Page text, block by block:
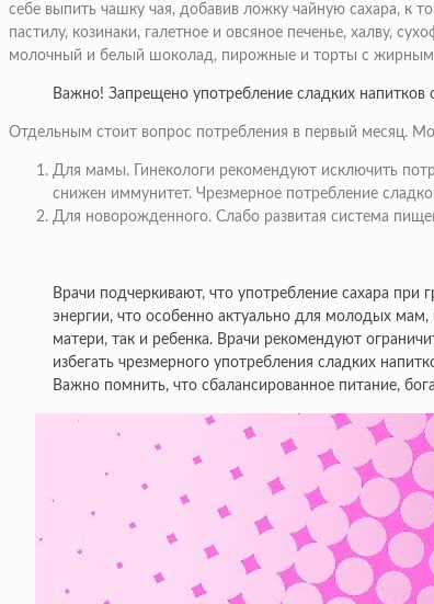
себе выпить чашку чая, добавив ложку чайную сахара, к
пастилу, козинаки, галетное и овсяное печенье, халву,
молочный и белый шоколад, пирожные и торты с
Важно! Запрещено употребление сладких напитков
Отдельным стоит вопрос потребления в первый месяц.
Для мамы. Гинекологи рекомендуют исключить
снижен иммунитет. Чрезмерное потребление
Для новорожденного. Слабо развитая система
Врачи подчеркивают, что употребление сахара
энергии, что особенно актуально для молодых
матери, так и ребенка. Врачи рекомендуют
избегать чрезмерного употребления сладких
Важно помнить, что сбалансированное питание,